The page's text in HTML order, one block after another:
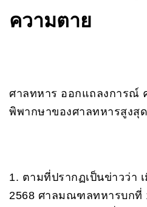
ความตาย
ศาลทหาร ออกแถลงการณ์
พิพากษาของศาลทหารสูงสุ
1. ตามที่ปรากฏเป็นข่าวว่า
2568 ศาลมณฑลทหารบกที่